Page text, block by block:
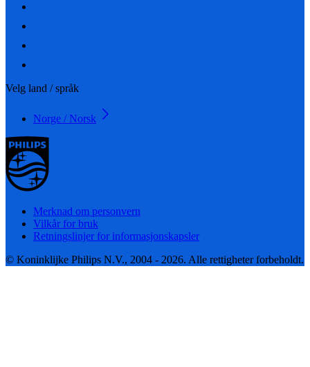
Velg land / språk
Norge / Norsk
Merknad om personvern
Vilkår for bruk
Retningslinjer for informasjonskapsler
© Koninklijke Philips N.V., 2004 - 2026. Alle rettigheter forbeholdt.